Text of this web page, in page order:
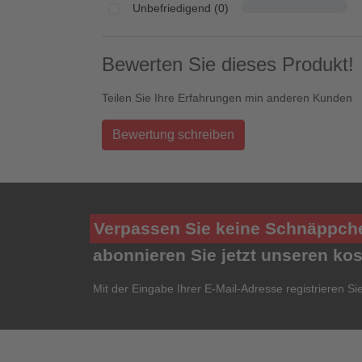
Unbefriedigend (0)
Bewerten Sie dieses Produkt!
Teilen Sie Ihre Erfahrungen min anderen Kunden
Bewertung schreiben
Verpassen Sie keine
abonnieren Sie jetzt unseren
Mit der Eingabe Ihrer E-Mail-Adresse registrieren